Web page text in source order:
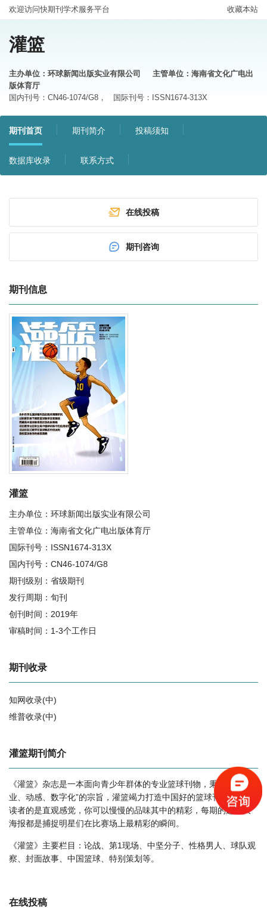
欢迎访问快期刊学术服务平台 收藏本站
灌篮
主办单位：环球新闻出版实业有限公司
主管单位：海南省文化广电出
版体育厅
国内刊号：CN46-1074/G8，
国际刊号：ISSN1674-313X
期刊首页 期刊简介 投稿须知
数据库收录 联系方式
在线投稿
期刊咨询
期刊信息
灌篮
主办单位：环球新闻出版实业有限公司
主管单位：海南省文化广电出版体育厅
国际刊号：ISSN1674-313X
国内刊号：CN46-1074/G8
期刊级别：省级期刊
发行周期：旬刊
创刊时间：2019年
审稿时间：1-3个工作日
期刊收录
知网收录(中)
维普收录(中)
相关提问
灌篮的影响因子是多少？
灌篮怎么样？
灌篮版面费如何收取？
灌篮审稿要多久？
灌篮期刊简介
《灌篮》杂志是一本面向青少年群体的专业篮球刊物，秉持着“专
业、动感、数字化”的宗旨，灌篮竭力打造中国好的篮球刊物，带给
读者的是直观感觉，你可以慢慢的品味其中的精彩，每期的超级大
海报都是捕捉明星们在比赛场上最精彩的瞬间。
《灌篮》主要栏目：论战、第1现场、中坚分子、性格男人、球队观
察、封面故事、中国篮球、特别策划等。
在线投稿